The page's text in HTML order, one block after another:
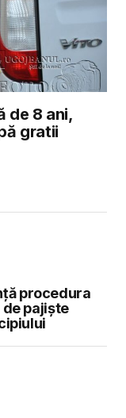
de 8 ani,
gratii
procedura
pajiște